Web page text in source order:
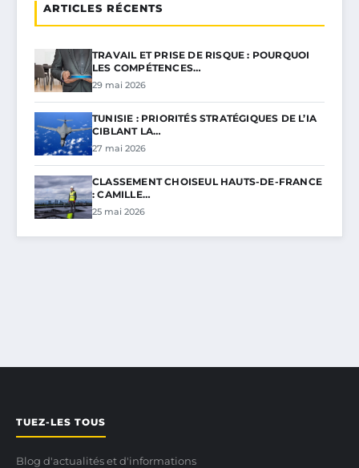
ARTICLES RÉCENTS
TRAVAIL ET PRISE DE RISQUE : POURQUOI
LES COMPÉTENCES…
29 mai 2026
TUNISIE : PRIORITÉS STRATÉGIQUES DE L’IA
CIBLANT LA…
27 mai 2026
CLASSEMENT CHOISEUL HAUTS-DE-FRANCE
: CAMILLE…
25 mai 2026
TUEZ-LES TOUS
Blog d'actualités et d'informations